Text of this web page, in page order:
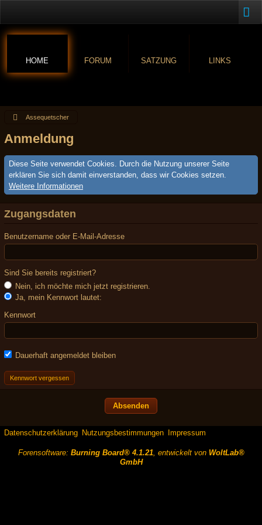
HOME FORUM SATZUNG LINKS
Assequetscher
Anmeldung
Diese Seite verwendet Cookies. Durch die Nutzung unserer Seite
erklären Sie sich damit einverstanden, dass wir Cookies setzen.
Weitere Informationen
Zugangsdaten
Benutzername oder E-Mail-Adresse
Sind Sie bereits registriert?
Nein, ich möchte mich jetzt registrieren.
Ja, mein Kennwort lautet:
Kennwort
Dauerhaft angemeldet bleiben
Kennwort vergessen
Datenschutzerklärung Nutzungsbestimmungen Impressum
Forensoftware: Burning Board® 4.1.21, entwickelt von WoltLab®
GmbH